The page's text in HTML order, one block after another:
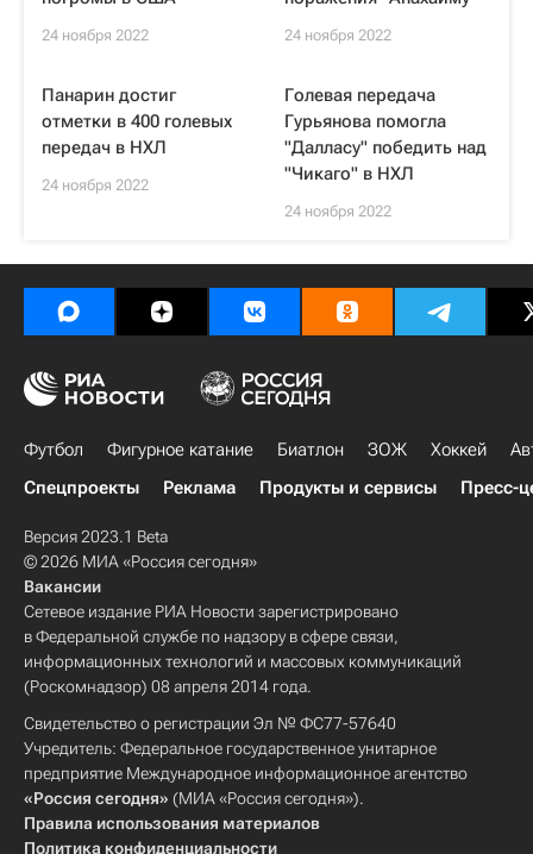
24 ноября 2022 24 ноября 2022
Панарин достиг
отметки в 400 голевых
передач в НХЛ
24 ноября 2022
Голевая передача
Гурьянова помогла
"Далласу" победить над
"Чикаго" в НХЛ
24 ноября 2022
Футбол Фигурное катание Биатлон ЗОЖ Хоккей
Спецпроекты
Реклама Продукты и сервисы Пресс-
Версия 2023.1 Beta
© 2026 МИА «Россия сегодня»
Вакансии
Сетевое издание РИА Новости зарегистрировано
в Федеральной службе по надзору в сфере связи,
информационных технологий и массовых коммуникаций
(Роскомнадзор) 08 апреля 2014 года.
Свидетельство о регистрации Эл № ФС77-57640
Учредитель: Федеральное государственное унитарное
предприятие Международное информационное агентство
«Россия сегодня» (МИА «Россия сегодня»).
Правила использования материалов
Политика конфиденциальности